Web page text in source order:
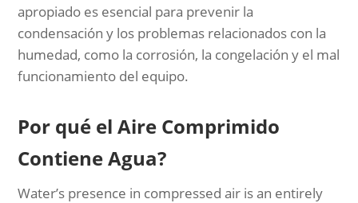
apropiado es esencial para prevenir la
condensación y los problemas relacionados con la
humedad, como la corrosión, la congelación y el mal
funcionamiento del equipo.
Por qué el Aire Comprimido
Contiene Agua?
Water’s presence in compressed air is an entirely